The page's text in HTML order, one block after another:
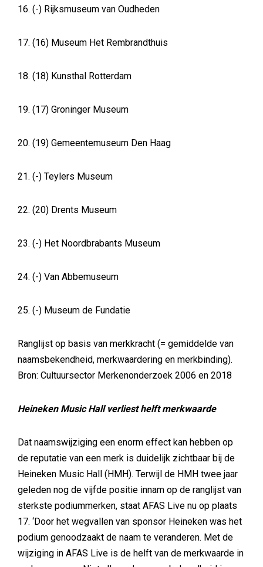
16. (-) Rijksmuseum van Oudheden
17. (16) Museum Het Rembrandthuis
18. (18) Kunsthal Rotterdam
19. (17) Groninger Museum
20. (19) Gemeentemuseum Den Haag
21. (-) Teylers Museum
22. (20) Drents Museum
23. (-) Het Noordbrabants Museum
24. (-) Van Abbemuseum
25. (-) Museum de Fundatie
Ranglijst op basis van merkkracht (= gemiddelde van
naamsbekendheid, merkwaardering en merkbinding).
Bron: Cultuursector Merkenonderzoek 2006 en 2018
Heineken Music Hall verliest helft merkwaarde
Dat naamswijziging een enorm effect kan hebben op
de reputatie van een merk is duidelijk zichtbaar bij de
Heineken Music Hall (HMH). Terwijl de HMH twee jaar
geleden nog de vijfde positie innam op de ranglijst van
sterkste podiummerken, staat AFAS Live nu op plaats
17. ‘Door het wegvallen van sponsor Heineken was het
podium genoodzaakt de naam te veranderen. Met de
wijziging in AFAS Live is de helft van de merkwaarde in